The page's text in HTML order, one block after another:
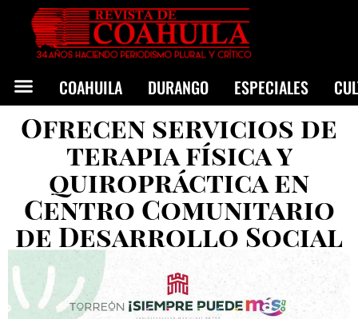
COAHUILA DURANGO ESPECIALES
Ofrecen servicios de
terapia física y
quiropráctica en
Centro Comunitario
de Desarrollo Social